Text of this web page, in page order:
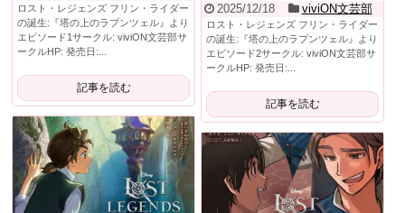
ロスト・レジェンズ フリン・ライダー
の誕生:『塔の上のラプンツェル』より
エピソード1サークル: viviON文芸部サ
ークルHP: 発売日:...
記事を読む
2025/12/18 viviON文芸部
ロスト・レジェンズ フリン・ライダー
の誕生:『塔の上のラプンツェル』より
エピソード2サークル: viviON文芸部サ
ークルHP: 発売日:...
記事を読む